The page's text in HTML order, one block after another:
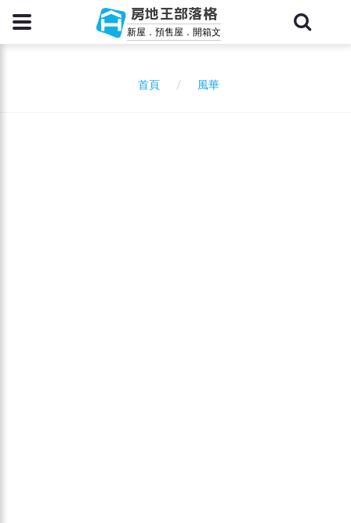
房地王部落格
新屋．預售屋．開箱文
首頁 風華